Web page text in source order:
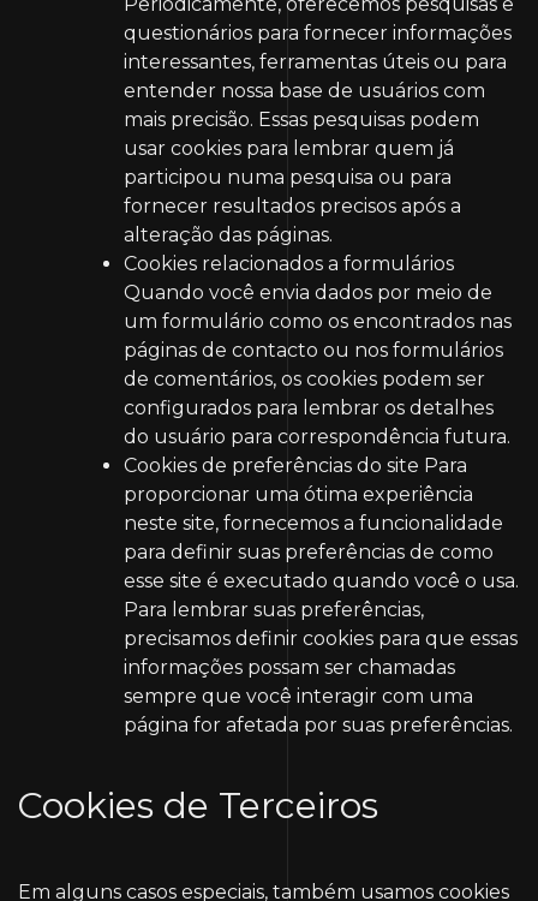
questionários para fornecer informações
interessantes, ferramentas úteis ou para
entender nossa base de usuários com
mais precisão. Essas pesquisas podem
usar cookies para lembrar quem já
participou numa pesquisa ou para
fornecer resultados precisos após a
alteração das páginas.
Cookies relacionados a formulários
Quando você envia dados por meio de
um formulário como os encontrados nas
páginas de contacto ou nos formulários
de comentários, os cookies podem ser
configurados para lembrar os detalhes
do usuário para correspondência futura.
Cookies de preferências do site Para
proporcionar uma ótima experiência
neste site, fornecemos a funcionalidade
para definir suas preferências de como
esse site é executado quando você o usa.
Para lembrar suas preferências,
precisamos definir cookies para que essas
informações possam ser chamadas
sempre que você interagir com uma
página for afetada por suas preferências.
Cookies de Terceiros
Em alguns casos especiais, também usamos cookies